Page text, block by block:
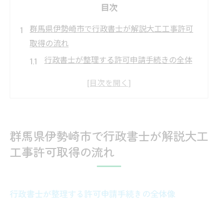
目次
群馬県伊勢崎市で行政書士が解説大工工事許可
取得の流れ
行政書士が整理する許可申請手続きの全体
大工工事許可取得に必要な行政書士の役割
許可取得で行政書士が注意する法的基準
行政書士視点で見る大工工事許可の流れ
群馬県伊勢崎市で行政書士が解説大工
工事許可取得の流れ
行政書士が整理する許可申請手続きの全体像